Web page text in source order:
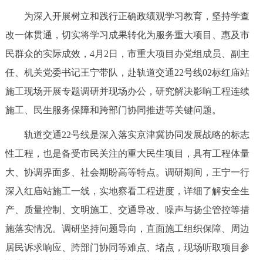
市领导 机构职能 政策服务
政策兑现 政策解读 回应关切
决策公开 专题公开
政务服务
中介服务 阳光政务
政民互动
为深入开展树立和践行正确政绩观学习教育，坚持学查
改一体贯通，切实将学习成果转化为服务重大项目、惠及市
民群众的实际成效，4月2日，市重大项目办党组成员、副主
任、机关党委书记王宁带队，赴轨道交通22号线02标红庙站
施工现场开展专题调研并现场办公，研究解决影响工程连续
施工、民生服务保障和跨部门协同推进等关键问题。
轨道交通22号线是深入落实京津冀协同发展战略的标志
性工程，也是备受市民关注的重大民生项目，具有工程体量
大、协调界面多、社会期盼高等特点。调研期间，王宁一行
深入红庙站施工一线，实地察看工程进度，详细了解安全生
产、质量控制、文明施工、交通导改、噪声与扬尘管控等措
施落实情况。调研坚持问题导向，直面施工组织保障、周边
居民诉求响应、跨部门协同等难点、堵点，现场听取项目参